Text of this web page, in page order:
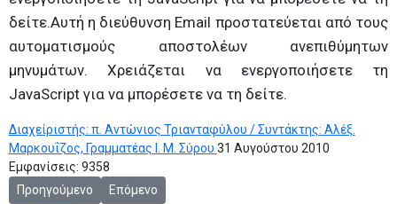
δείτε.Αυτή η διεύθυνση Email προστατεύεται από τους
αυτοματισμούς αποστολέων ανεπιθύμητων
μηνυμάτων. Χρειάζεται να ενεργοποιήσετε τη
JavaScript για να μπορέσετε να τη δείτε.
Διαχείριστής: π. Αντώνιος Τριανταφύλου / Συντάκτης: Αλέξ.
Μαρκουΐζος, Γραμματέας Ι. Μ. Σύρου 31 Αυγούστου 2010
Εμφανίσεις: 9358
Προηγούμενο άρθρο: Μουσείο Ιεράς Μονής Θεοτόκου Τουρλιανής
Προηγούμενο Επόμενο άρθρο: Ιερός Ναός Πανάχρας
Επόμενο